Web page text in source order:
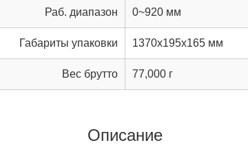
Раб. диапазон 0~920 мм
Габариты упаковки 1370x195x165 мм
Вес брутто 77,000 г
Описание